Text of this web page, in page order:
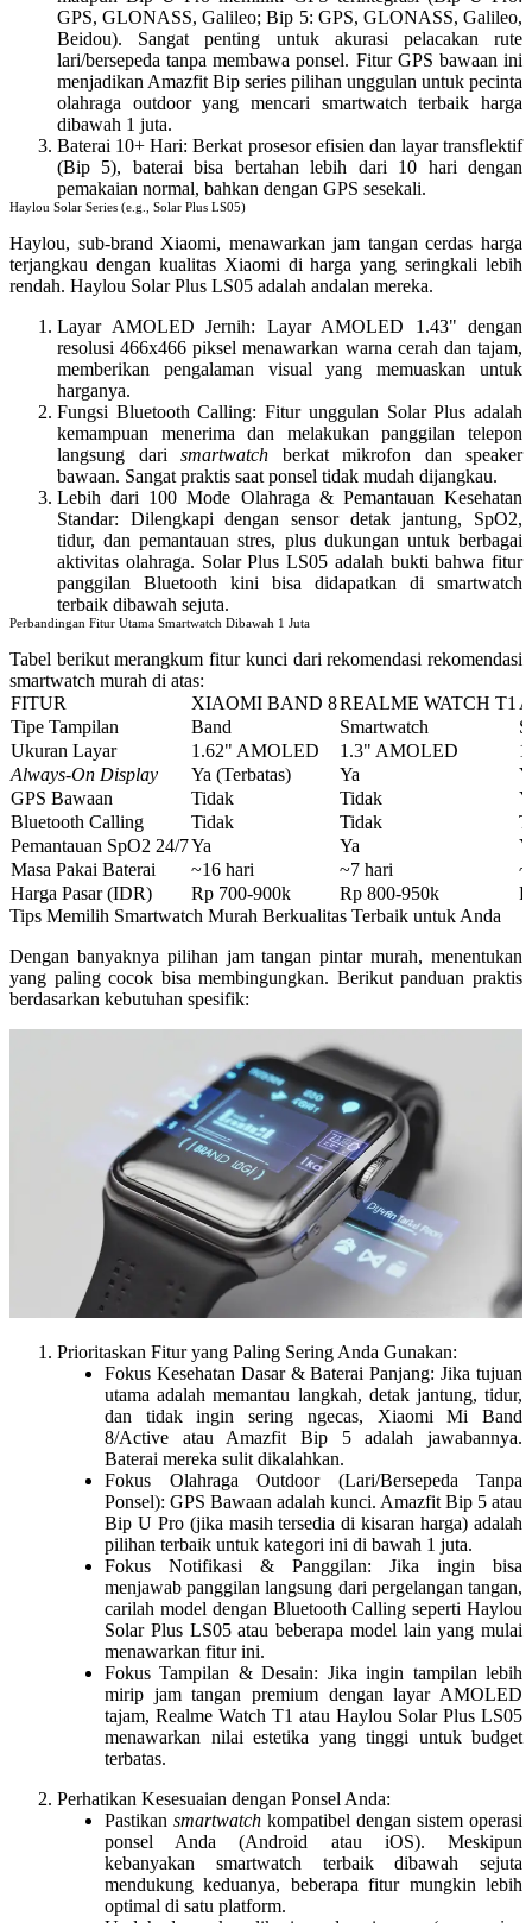
GPS, GLONASS, Galileo; Bip 5: GPS, GLONASS, Galileo,
Beidou). Sangat penting untuk akurasi pelacakan rute
lari/bersepeda tanpa membawa ponsel. Fitur GPS bawaan ini
menjadikan Amazfit Bip series pilihan unggulan untuk pecinta
olahraga outdoor yang mencari smartwatch terbaik harga
dibawah 1 juta.
Baterai 10+ Hari: Berkat prosesor efisien dan layar transflektif
(Bip 5), baterai bisa bertahan lebih dari 10 hari dengan
pemakaian normal, bahkan dengan GPS sesekali.
Haylou Solar Series (e.g., Solar Plus LS05)
Haylou, sub-brand Xiaomi, menawarkanjam tangan cerdas harga
terjangkau dengan kualitas Xiaomi di harga yang seringkali lebih
rendah. Haylou Solar Plus LS05 adalah andalan mereka.
Layar AMOLED Jernih: Layar AMOLED 1.43" dengan
resolusi 466x466 piksel menawarkan warna cerah dan tajam,
memberikan pengalaman visual yang memuaskan untuk
harganya.
Fungsi Bluetooth Calling: Fitur unggulan Solar Plus adalah
kemampuan menerima dan melakukan panggilan telepon
langsung dari smartwatch berkat mikrofon dan speaker
bawaan. Sangat praktis saat ponsel tidak mudah dijangkau.
Lebih dari 100 Mode Olahraga & Pemantauan Kesehatan
Standar: Dilengkapi dengan sensor detak jantung, SpO2,
tidur, dan pemantauan stres, plus dukungan untuk berbagai
aktivitas olahraga. Solar Plus LS05 adalah bukti bahwa fitur
panggilan Bluetooth kini bisa didapatkan di smartwatch
terbaik dibawah sejuta.
Perbandingan Fitur Utama Smartwatch Dibawah 1 Juta
Tabel berikut merangkum fitur kunci dari rekomendasi rekomendasi
smartwatch murah di atas:
FITUR
XIAOMI BAND 8REALME WATCH T1
Tipe Tampilan
Band Smartwatch
Ukuran Layar
1.62" AMOLED 1.3" AMOLED
Always-On Display
Ya (Terbatas) Ya
GPS Bawaan
Tidak Tidak
Bluetooth Calling
Tidak Tidak
Pemantauan SpO2 24/7Ya Ya
Masa Pakai Baterai
~16 hari ~7 hari
Harga Pasar (IDR)
Rp 700-900k Rp 800-950k
Tips Memilih Smartwatch Murah Berkualitas Terbaik untuk Anda
Dengan banyaknya pilihan jam tangan pintar murah, menentukan
yang paling cocok bisa membingungkan. Berikut panduan praktis
berdasarkan kebutuhan spesifik:
Prioritaskan Fitur yang Paling Sering Anda Gunakan:
Fokus Kesehatan Dasar & Baterai Panjang: Jika tujuan
utama adalah memantau langkah, detak jantung, tidur,
dan tidak ingin sering ngecas, Xiaomi Mi Band
8/Active atauAmazfit Bip 5adalah jawabannya.
Baterai mereka sulit dikalahkan.
Fokus Olahraga Outdoor (Lari/Bersepeda Tanpa
Ponsel): GPS Bawaan adalah kunci. Amazfit Bip 5 atau
Bip U Pro(jika masih tersedia di kisaran harga) adalah
pilihan terbaik untuk kategori ini di bawah 1 juta.
Fokus Notifikasi & Panggilan: Jika ingin bisa
menjawab panggilan langsung dari pergelangan tangan,
carilah model dengan Bluetooth Calling sepertiHaylou
Solar Plus LS05atau beberapa model lain yang mulai
menawarkan fitur ini.
Fokus Tampilan & Desain: Jika ingin tampilan lebih
mirip jam tangan premium dengan layar AMOLED
tajam, Realme Watch T1 atau Haylou Solar Plus LS05
menawarkan nilai estetika yang tinggi untuk budget
terbatas.
Perhatikan Kesesuaian dengan Ponsel Anda:
Pastikan smartwatch kompatibel dengan sistem operasi
ponsel Anda (Android atau iOS). Meskipun
kebanyakan smartwatch terbaik dibawah sejuta
mendukung keduanya, beberapa fitur mungkin lebih
optimal di satu platform.